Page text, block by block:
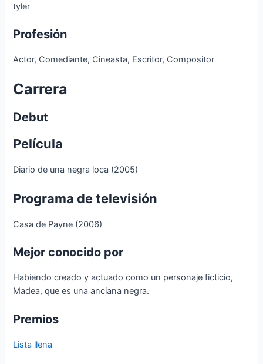
tyler
Profesión
Actor, Comediante, Cineasta, Escritor, Compositor
Carrera
Debut
Película
Diario de una negra loca (2005)
Programa de televisión
Casa de Payne (2006)
Mejor conocido por
Habiendo creado y actuado como un personaje ficticio,
Madea, que es una anciana negra.
Premios
Lista llena